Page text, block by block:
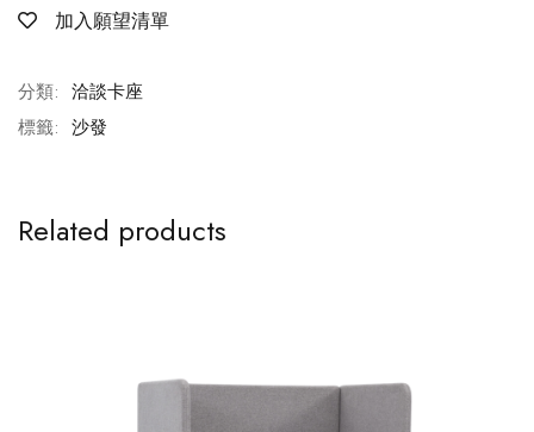
加入願望清單
分類: 洽談卡座
標籤: 沙發
Related products